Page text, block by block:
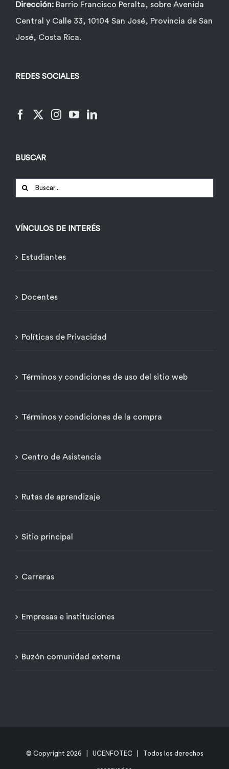
Dirección: Barrio Francisco Peralta, sobre Avenida
Central y Calle 33, 10104 San José, Provincia de San
José, Costa Rica.
REDES SOCIALES
BUSCAR
Buscar:
VÍNCULOS DE INTERÉS
Estudiantes
Docentes
Políticas de Privacidad
Términos y condiciones de uso del sitio web
Términos y condiciones de la compra
Centro de Asistencia
Rutas de aprendizaje
Sitio principal
Carreras
Empresas e instituciones
Buzón comunidad externa
© Copyright 2026 | UCENFOTEC | Todos los derechos